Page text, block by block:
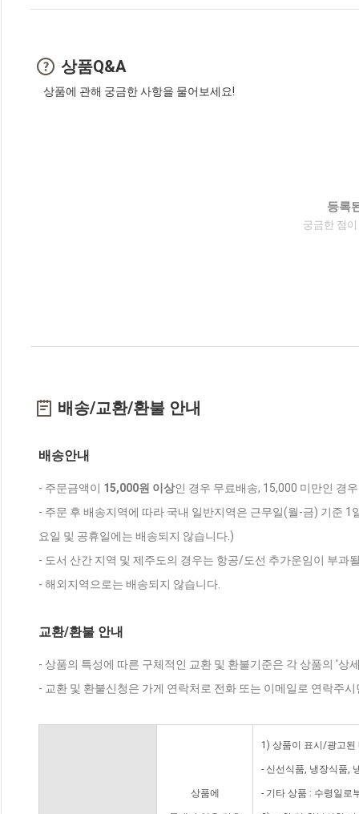
상품Q&A
상품에 관해 궁금한 사항을 물어보세요!
등록
궁금한 점
배송/교환/환불 안내
배송안내
- 주문금액이 15,000원 이상인 경우 무료배송, 15,000 미만인 경
- 주문 후 배송지역에 따라 국내 일반지역은 근무일(월-금) 기준
요일 및 공휴일에는 배송되지 않습니다.)
- 도서 산간 지역 및 제주도의 경우는 항공/도선 추가운임이 부과
- 해외지역으로는 배송되지 않습니다.
교환/환불 안내
- 상품의 특성에 따른 구체적인 교환 및 환불기준은 각 상품의 '상
- 교환 및 환불신청은 가게 연락처로 전화 또는 이메일로 연락주
상품에
1) 상품이 표시/광고된
- 신선식품, 냉장식품,
- 기타 상품 : 수령일로